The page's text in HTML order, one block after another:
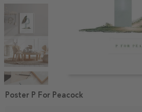
1
Poster P For Peacock